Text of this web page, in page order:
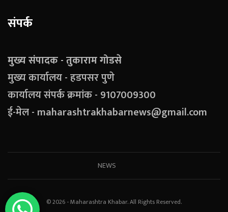
संपर्क
मुख्य संपादक - तुकाराम गोडसे
मुख्य कार्यालय - हडपसर पुणे
कार्यालय संपर्क क्रमांक - 9107009300
ई-मेल - maharashtrakhabarnews@gmail.com
NEWS
© 2026 - Maharashtra Khabar. All Rights Reserved.